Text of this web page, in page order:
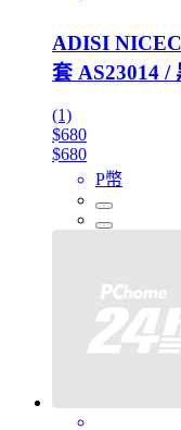
ADISI
套 AS23014 /
(1)
$680
$680
P幣